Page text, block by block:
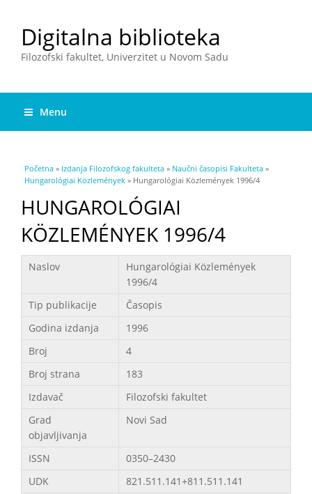
Digitalna biblioteka
Filozofski fakultet, Univerzitet u Novom Sadu
Menu
You are here
Početna » Izdanja Filozofskog fakulteta » Naučni časopisi Fakulteta »
Hungarológiai Közlemények » Hungarológiai Közlemények 1996/4
HUNGAROLÓGIAI
KÖZLEMÉNYEK 1996/4
Podaci
Naslov
Hungarológiai Közlemények
1996/4
Tip publikacije
Časopis
Godina izdanja
1996
Broj
4
Broj strana
183
Izdavač
Filozofski fakultet
Grad
objavljivanja
Novi Sad
ISSN
0350–2430
UDK
821.511.141+811.511.141